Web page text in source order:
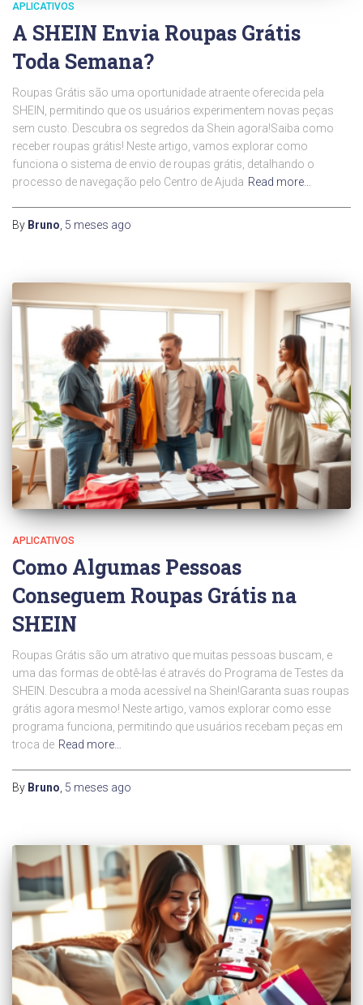
APLICATIVOS
A SHEIN Envia Roupas Grátis
Toda Semana?
Roupas Grátis são uma oportunidade atraente oferecida pela
SHEIN, permitindo que os usuários experimentem novas peças
sem custo. Descubra os segredos da Shein agora!Saiba como
receber roupas grátis! Neste artigo, vamos explorar como
funciona o sistema de envio de roupas grátis, detalhando o
processo de navegação pelo Centro de Ajuda Read more…
By Bruno, 5 meses ago
APLICATIVOS
Como Algumas Pessoas
Conseguem Roupas Grátis na
SHEIN
Roupas Grátis são um atrativo que muitas pessoas buscam, e
uma das formas de obtê-las é através do Programa de Testes da
SHEIN. Descubra a moda acessível na Shein!Garanta suas roupas
grátis agora mesmo! Neste artigo, vamos explorar como esse
programa funciona, permitindo que usuários recebam peças em
troca de Read more…
By Bruno 5 meses ago